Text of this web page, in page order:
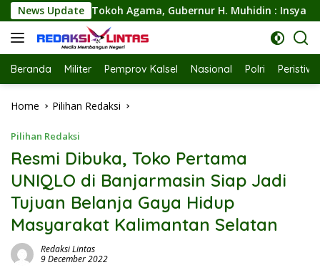
Skip
to
content
News UpdateH. Muhidin : Insya Allah Kalsel Pilar Indonesia
Beranda Militer Pemprov Kalsel Nasional Polri
Home Pilihan Redaksi
Pilihan Redaksi
Resmi Dibuka, Toko Pertama
UNIQLO di Banjarmasin Siap Jadi
Tujuan Belanja Gaya Hidup
Masyarakat Kalimantan Selatan
Redaksi Lintas
9 December 2022